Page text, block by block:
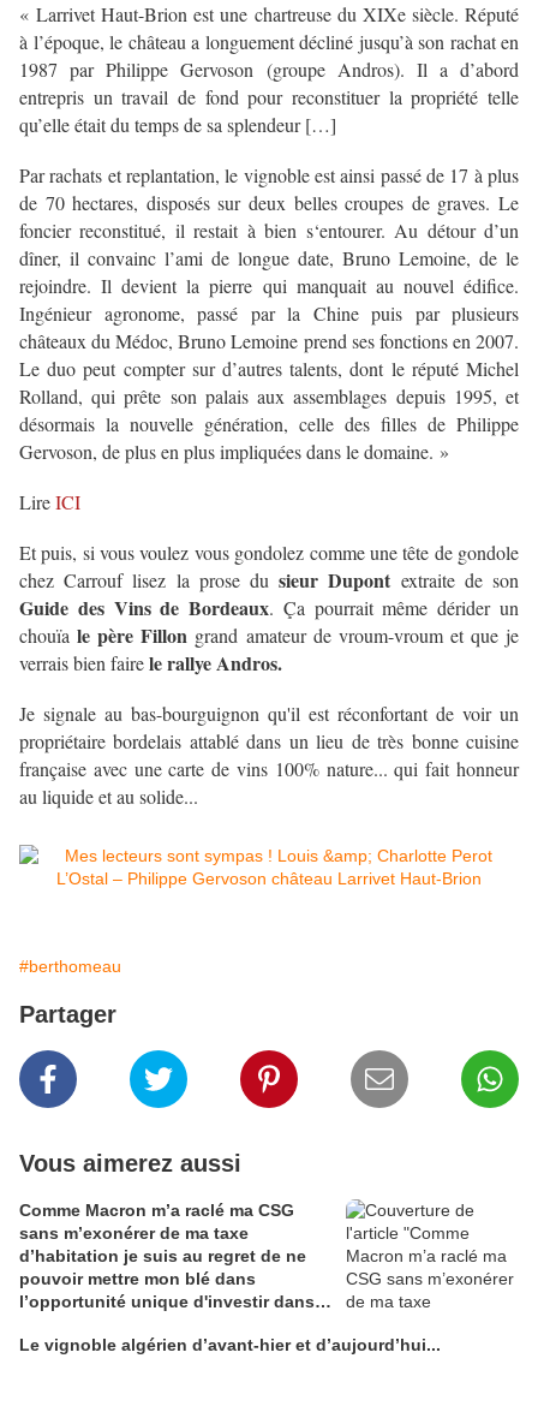
« Larrivet Haut-Brion est une chartreuse du XIXe siècle. Réputé
à l’époque, le château a longuement décliné jusqu’à son rachat en
1987 par Philippe Gervoson (groupe Andros). Il a d’abord
entrepris un travail de fond pour reconstituer la propriété telle
qu’elle était du temps de sa splendeur […]
Par rachats et replantation, le vignoble est ainsi passé de 17 à plus
de 70 hectares, disposés sur deux belles croupes de graves. Le
foncier reconstitué, il restait à bien s‘entourer. Au détour d’un
dîner, il convainc l’ami de longue date, Bruno Lemoine, de le
rejoindre. Il devient la pierre qui manquait au nouvel édifice.
Ingénieur agronome, passé par la Chine puis par plusieurs
châteaux du Médoc, Bruno Lemoine prend ses fonctions en 2007.
Le duo peut compter sur d’autres talents, dont le réputé Michel
Rolland, qui prête son palais aux assemblages depuis 1995, et
désormais la nouvelle génération, celle des filles de Philippe
Gervoson, de plus en plus impliquées dans le domaine. »
LireICI
Et puis, si vous voulez vous gondolez comme une tête de gondole
chez Carrouf lisez la prose dusieur Dupont extraite de son
Guide des Vins de Bordeaux. Ça pourrait même dérider un
chouïale père Fillon grand amateur de vroum-vroum et que je
verrais bien fairele rallye Andros.
Je signale au bas-bourguignon qu'il est réconfortant de voir un
propriétaire bordelais attablé dans un lieu de très bonne cuisine
française avec une carte de vins 100% nature... qui fait honneur
au liquide et au solide...
#berthomeau
Partager
Vous aimerez aussi
Comme Macron m’a raclé ma CSG
sans m’exonérer de ma taxe
d’habitation je suis au regret de ne
pouvoir mettre mon blé dans
l’opportunité unique d'investir dans
Alain Edouard
Le vignoble algérien d’avant-hier et d’aujourd’hui...